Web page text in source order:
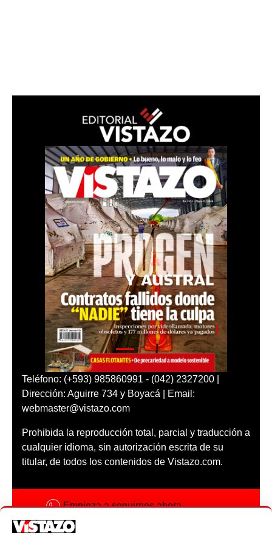
Teléfono: (+593) 985860991 - (042) 2327200 |
Dirección: Aguirre 734 y Boyacá | Email:
webmaster@vistazo.com
Prohibida la reproducción total, parcial y traducción a
cualquier idioma, sin autorización escrita de su
titular, de todos los contenidos de Vistazo.com.
Empieza a seguirnos ahora